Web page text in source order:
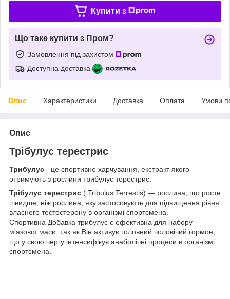
Купити з
Що таке купити з Пром?
Замовлення під захистом
Доступна доставка
Опис Характеристики Доставка Оплата Умови
Опис
Трібулус терестрис
Трибулус - це спортивне харчування, екстракт якого
отримують з рослини трибулус терестрис.
Трібулус терестрис ( Tribulus Terrestis) — рослина, що росте
швидше, ніж рослина, яку застосовують для підвищення рівня
власного тестостерону в організмі спортсмена.
Спортивна Добавка трибулус є ефективна для набору
м'язової маси, так як Він активує головний чоловічий гормон,
що у свою чергу інтенсифікує анаболічні процеси в організмі
спортсмена.